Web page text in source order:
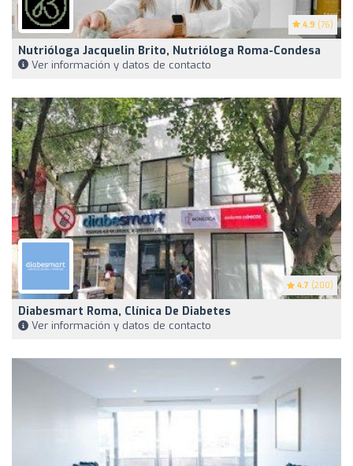
4.9 (76)
Nutrióloga Jacquelin Brito, Nutrióloga Roma-Condesa
Ver información y datos de contacto
4.7 (200)
Diabesmart Roma, Clínica De Diabetes
Ver información y datos de contacto